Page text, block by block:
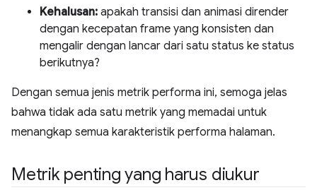
Kehalusan: apakah transisi dan animasi dirender
dengan kecepatan frame yang konsisten dan
mengalir dengan lancar dari satu status ke status
berikutnya?
Dengan semua jenis metrik performa ini, semoga jelas
bahwa tidak ada satu metrik yang memadai untuk
menangkap semua karakteristik performa halaman.
Metrik penting yang harus diukur